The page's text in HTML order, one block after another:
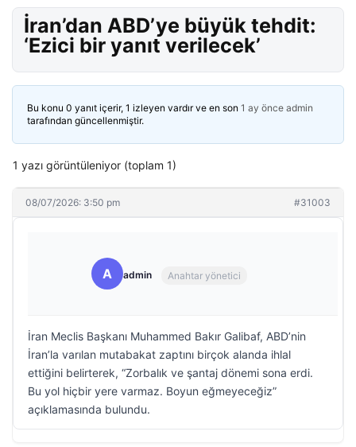
İran’dan ABD’ye büyük tehdit:
‘Ezici bir yanıt verilecek’
Bu konu 0 yanıt içerir, 1 izleyen vardır ve en son 1 ay önce admin
tarafından güncellenmiştir.
1 yazı görüntüleniyor (toplam 1)
08/07/2026: 3:50 pm #31003
A admin Anahtar yönetici
İran Meclis Başkanı Muhammed Bakır Galibaf, ABD’nin
İran’la varılan mutabakat zaptını birçok alanda ihlal
ettiğini belirterek, “Zorbalık ve şantaj dönemi sona erdi.
Bu yol hiçbir yere varmaz. Boyun eğmeyeceğiz”
açıklamasında bulundu.